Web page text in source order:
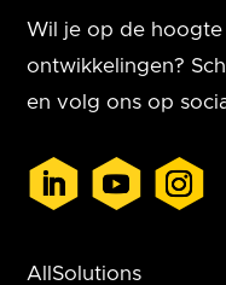
Wil je op de hoogte
ontwikkelingen?
en volg ons op
AllSolutions